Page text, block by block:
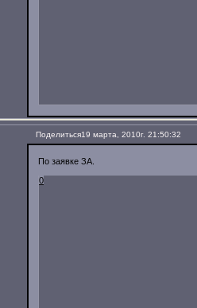
Поделиться19 марта, 2010г. 21:50:32
По заявке ЗА.
0